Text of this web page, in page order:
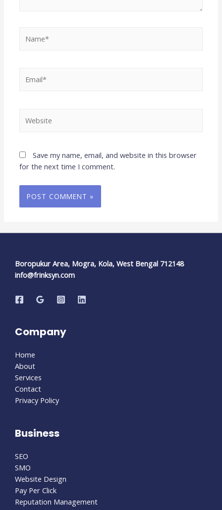
Save my name, email, and website in this browser
for the next time I comment.
Boropukur Area, Mogra, Kola, West Bengal 712148
info@frinksyn.com
Company
Home
About
Services
Contact
Privacy Policy
Business
SEO
SMO
Website Design
Pay Per Click
Reputation Management